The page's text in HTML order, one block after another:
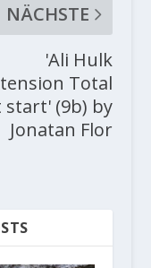
NÄCHSTE
'Ali Hulk
Total
start' (9b) by
Jonatan Flor